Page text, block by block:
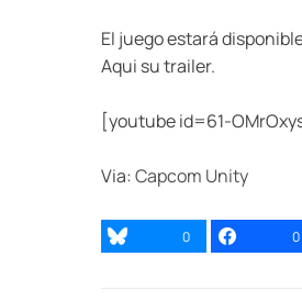
El juego estará
Aqui su trailer.
[youtube id=61-
Via:Capcom Unity
0 0